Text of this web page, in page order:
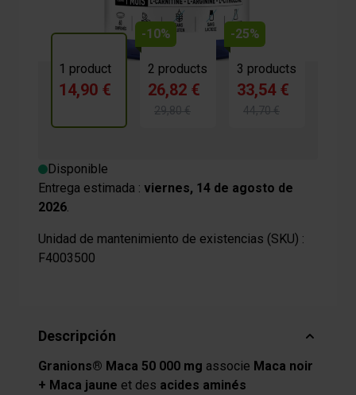
1 product
14,90 €
-10%
2 products
26,82 €
29,80 €
-25%
3 products
33,54 €
44,70 €
Disponible
Entrega estimada : viernes, 14 de agosto de
2026.
Unidad de mantenimiento de existencias (SKU) :
F4003500
Descripción
Granions® Maca 50 000 mg associe Maca noir
+ Maca jaune et des acides aminés